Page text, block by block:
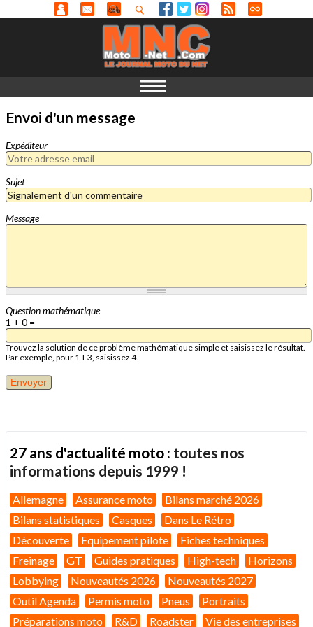
Envoi d'un message
Expéditeur
Sujet
Message
Question mathématique
1 + 0 =
Trouvez la solution de ce problème mathématique simple et saisissez le résultat.
Par exemple, pour 1 + 3, saisissez 4.
27 ans d'actualité moto : toutes nos
informations depuis 1999 !
Allemagne Assurance moto
Bilans marché 2026
Bilans statistiques
Casques
Dans Le Rétro
Découverte
Equipement pilote
Fiches techniques
Freinage
GT Guides pratiques High-tech
Horizons
Lobbying
Nouveautés 2026
Nouveautés 2027
Outil Agenda
Permis moto Pneus
Portraits
Préparations moto
R&D Roadster Vie des entreprises